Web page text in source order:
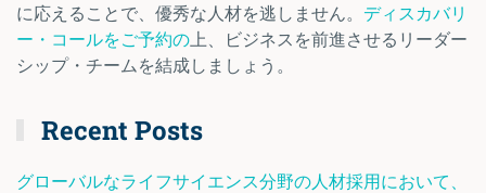
に応えることで、優秀な人材を逃しません。 ディスカバリ
ー・コールをご予約の上、ビジネスを前進させるリーダー
シップ・チームを結成しましょう。
Recent Posts
グローバルなライフサイエンス分野の人材採用において、